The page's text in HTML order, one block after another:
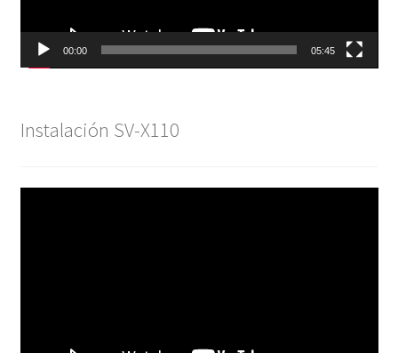
00:00 05:45
Instalación SV-X110